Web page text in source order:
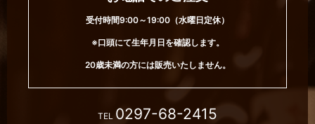
受付時間9:00～19:00（水曜日定休）
※口頭にて生年月日を確認します。
20歳未満の方には販売いたしません。
TEL 0297-68-2415